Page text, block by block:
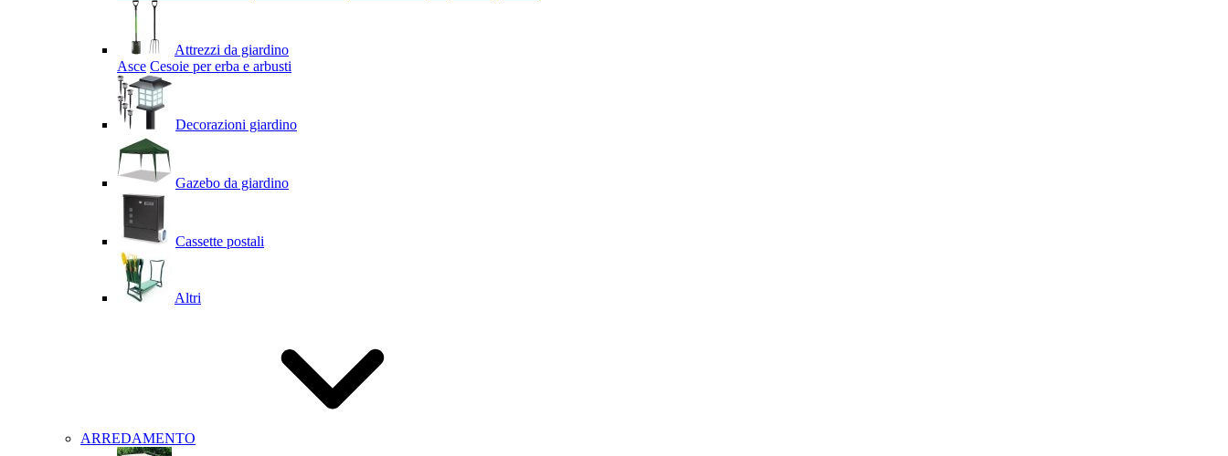
Attrezzi da giardino
Asce Cesoie per erba e arbusti
Decorazioni giardino
Gazebo da giardino
Cassette postali
Altri
ARREDAMENTO